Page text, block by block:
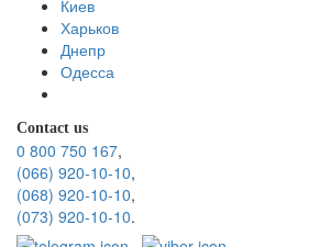
Киев
Харьков
Днепр
Одесса
Contact us
0 800 750 167,
(066) 920-10-10,
(068) 920-10-10,
(073) 920-10-10.